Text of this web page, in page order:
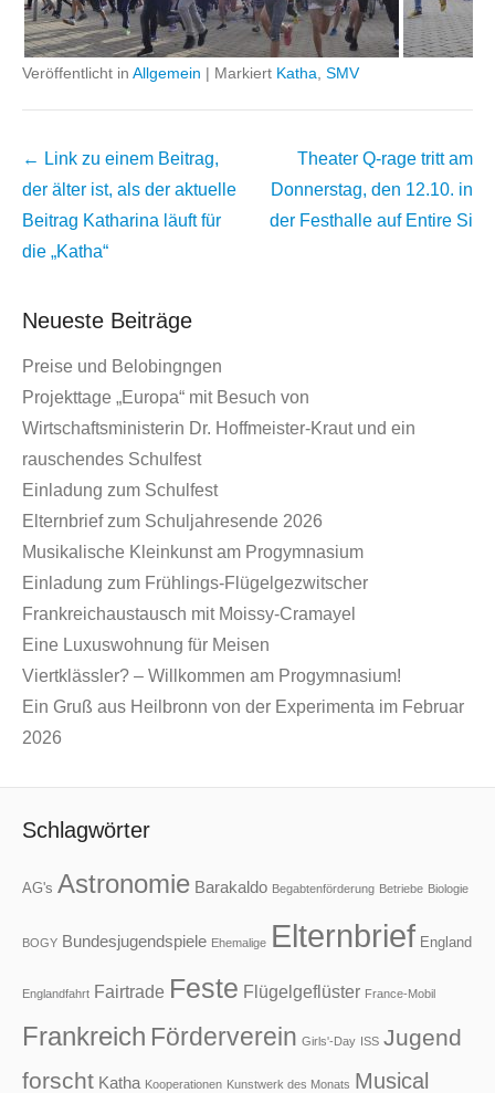
Veröffentlicht in Allgemein | Markiert Katha SMV
Beitrags
Übersicht
← Link zu einem Beitrag,
der älter ist, als der aktuelle
Beitrag Katharina läuft für
die „Katha“
Theater Q-rage tritt am
Donnerstag, den 12.10. in
der Festhalle auf Entire Si
Neueste Beiträge
Preise und Belobingngen
Projekttage „Europa“ mit Besuch von
Wirtschaftsministerin Dr. Hoffmeister-Kraut und ein
rauschendes Schulfest
Einladung zum Schulfest
Elternbrief zum Schuljahresende 2026
Musikalische Kleinkunst am Progymnasium
Einladung zum Frühlings-Flügelgezwitscher
Frankreichaustausch mit Moissy-Cramayel
Eine Luxuswohnung für Meisen
Viertklässler? – Willkommen am Progymnasium!
Ein Gruß aus Heilbronn von der Experimenta im Februar
2026
Schlagwörter
AG's Astronomie Barakaldo Begabtenförderung Betriebe Biologie
BOGY Bundesjugendspiele Ehemalige Elternbrief England
Englandfahrt Fairtrade Feste Flügelgeflüster France-Mobil
Frankreich Förderverein Girls'-Day ISS Jugend
forscht Katha Kooperationen Kunstwerk des Monats Musical